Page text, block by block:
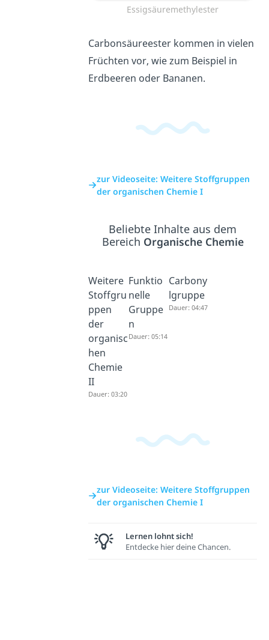
Essigsäuremethylester
Carbonsäureester kommen in vielen
Früchten vor, wie zum Beispiel in
Erdbeeren oder Bananen.
zur Videoseite: Weitere Stoffgruppen
der organischen Chemie I
Beliebte Inhalte aus dem
Bereich Organische Chemie
Weitere
Stoffgru
ppen
der
organisc
hen
Chemie
II
Dauer: 03:20
Funktio
nelle
Gruppe
n
Dauer: 05:14
Carbony
lgruppe
Dauer: 04:47
zur Videoseite: Weitere Stoffgruppen
der organischen Chemie I
Lernen lohnt sich!
Entdecke hier deine Chancen.